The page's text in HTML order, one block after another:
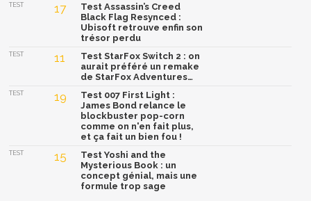
TEST 17
Test Assassin’s Creed
Black Flag Resynced :
Ubisoft retrouve enfin son
trésor perdu
TEST 11
Test StarFox Switch 2 : on
aurait préféré un remake
de StarFox Adventures…
TEST 19
Test 007 First Light :
James Bond relance le
blockbuster pop-corn
comme on n'en fait plus,
et ça fait un bien fou !
TEST 15
Test Yoshi and the
Mysterious Book : un
concept génial, mais une
formule trop sage